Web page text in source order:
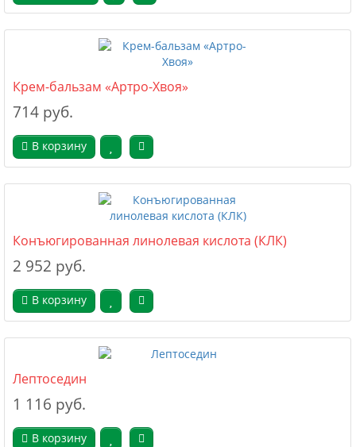
Крем-бальзам «Артро-Хвоя»
714 руб.
В корзину
Конъюгированная линолевая кислота (КЛК)
2 952 руб.
В корзину
Лептоседин
1 116 руб.
В корзину